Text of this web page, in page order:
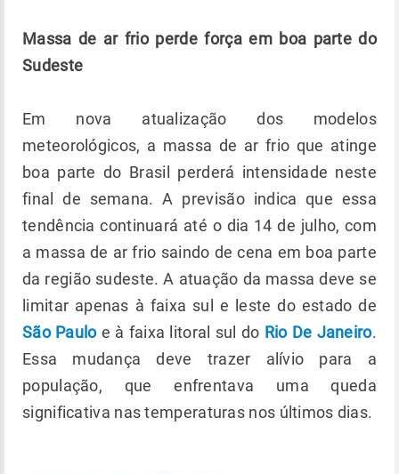
Massa de ar frio perde força em boa parte do
Sudeste
Em nova atualização dos modelos
meteorológicos, a massa de ar frio que atinge
boa parte do Brasil perderá intensidade neste
final de semana. A previsão indica que essa
tendência continuará até o dia 14 de julho, com
a massa de ar frio saindo de cena em boa parte
da região sudeste. A atuação da massa deve se
limitar apenas à faixa sul e leste do estado de
São Pauloe à faixa litoral sul do Rio De Janeiro.
Essa mudança deve trazer alívio para a
população, que enfrentava uma queda
significativa nas temperaturas nos últimos dias.